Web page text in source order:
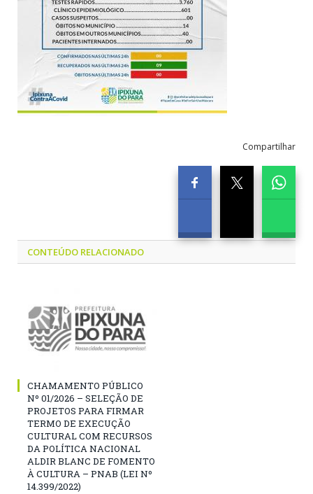
Compartilhar
CONTEÚDO RELACIONADO
CHAMAMENTO PÚBLICO
Nº 01/2026 – SELEÇÃO DE
PROJETOS PARA FIRMAR
TERMO DE EXECUÇÃO
CULTURAL COM RECURSOS
DA POLÍTICA NACIONAL
ALDIR BLANC DE FOMENTO
À CULTURA – PNAB (LEI Nº
14.399/2022)